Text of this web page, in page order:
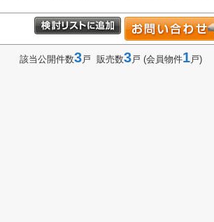
該当公開件数3戸 販売数3戸 (会員物件1戸)